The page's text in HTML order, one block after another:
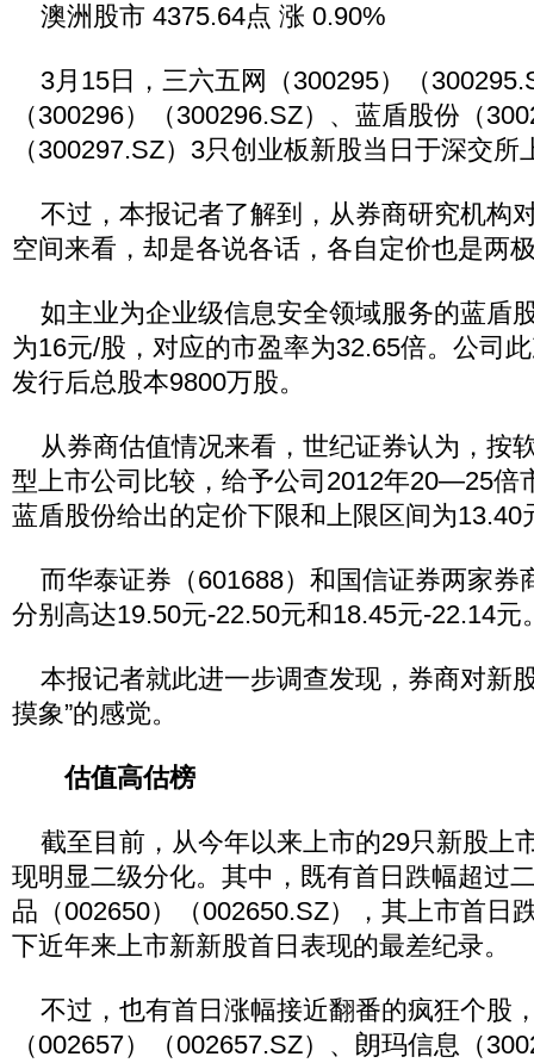
澳洲股市 4375.64点 涨 0.90%
3月15日，三六五网（300295）（
（300296）（300296.SZ）、蓝盾股份（
（300297.SZ）3只创业板新股当日于深交所
不过，本报记者了解到，从券商研究机构
空间来看，却是各说各话，各自定价也是两
如主业为企业级信息安全领域服务的蓝盾
为16元/股，对应的市盈率为32.65倍。公司
发行后总股本9800万股。
从券商估值情况来看，世纪证券认为，按
型上市公司比较，给予公司2012年20—25倍
蓝盾股份给出的定价下限和上限区间为13.40
而华泰证券（601688）和国信证券两家券
分别高达19.50元-22.50元和18.45元-22.14元
本报记者就此进一步调查发现，券商对新
摸象”的感觉。
估值高估榜
截至目前，从今年以来上市的29只新股上
现明显二级分化。其中，既有首日跌幅超过
品（002650）（002650.SZ），其上市首日
下近年来上市新新股首日表现的最差纪录。
不过，也有首日涨幅接近翻番的疯狂个股
（002657）（002657.SZ）、朗玛信息（